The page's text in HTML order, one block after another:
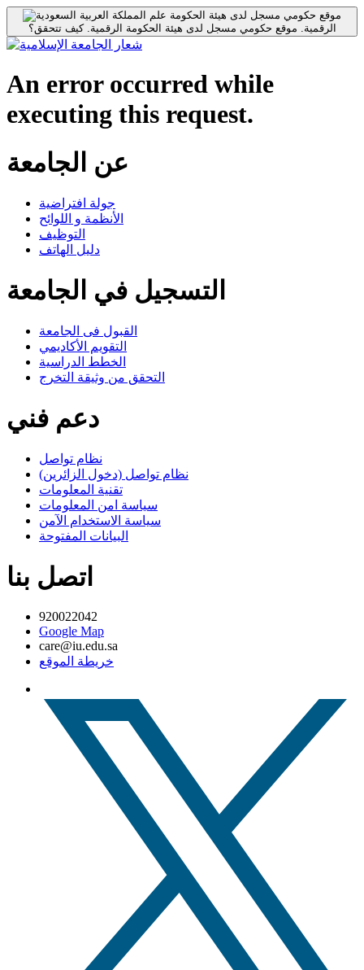
موقع حكومي مسجل لدى هيئة الحكومة
الرقمية. موقع حكومي مسجل لدى هيئة الحكومة الرقمية.كيف تتحقق؟
An error occurred while
executing this request.
عن الجامعة
جولة افتراضية
الأنظمة و اللوائح
التوظيف
دليل الهاتف
التسجيل في الجامعة
القبول فى الجامعة
التقويم الأكاديمي
الخطط الدراسية
التحقق من وثيقة التخرج
دعم فني
نظام تواصل
نظام تواصل (دخول الزائرين)
تقنية المعلومات
سياسة امن المعلومات
سياسة الاستخدام الآمن
البيانات المفتوحة
اتصل بنا
920022042
Google Map
care@iu.edu.sa
خريطة الموقع